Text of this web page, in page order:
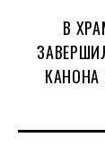
В
КАНОНА